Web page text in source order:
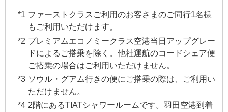
ファーストクラスご利用のお客さまのご同行1名様
もご利用いただけます。
プレミアムエコノミークラス空港当日アップグレー
ドによるご搭乗を除く。他社運航のコードシェア便
ご搭乗の場合はご利用いただけません。
ソウル・グアム行きの便にご搭乗の際は、ご利用い
ただけません。
2階にあるTIATシャワールームです。羽田空港到着